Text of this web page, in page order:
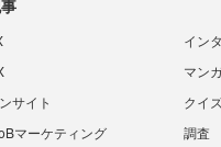
イン
マン
サイト
クイ
マーケティング
調査